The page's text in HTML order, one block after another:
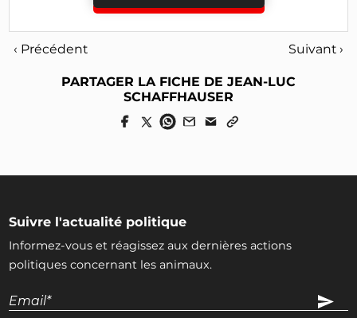
‹ Précédent Suivant ›
PARTAGER LA FICHE DE JEAN-LUC
SCHAFFHAUSER
Suivre l'actualité politique
Informez-vous et réagissez aux dernières actions
politiques concernant les animaux.